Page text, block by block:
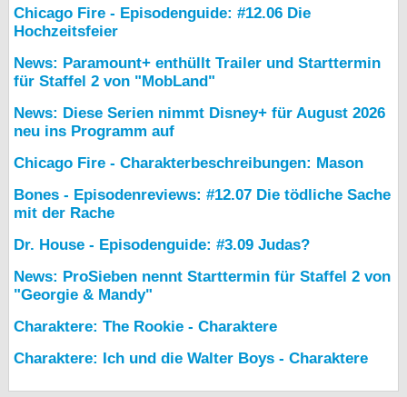
Chicago Fire - Episodenguide: #12.06 Die
Hochzeitsfeier
News: Paramount+ enthüllt Trailer und Starttermin
für Staffel 2 von "MobLand"
News: Diese Serien nimmt Disney+ für August 2026
neu ins Programm auf
Chicago Fire - Charakterbeschreibungen: Mason
Bones - Episodenreviews: #12.07 Die tödliche Sache
mit der Rache
Dr. House - Episodenguide: #3.09 Judas?
News: ProSieben nennt Starttermin für Staffel 2 von
"Georgie & Mandy"
Charaktere: The Rookie - Charaktere
Charaktere: Ich und die Walter Boys - Charaktere